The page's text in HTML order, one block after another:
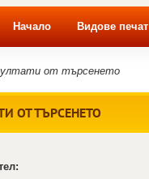
Начало Видове печат
от търсенето
ОТ ТЪРСЕНЕТО